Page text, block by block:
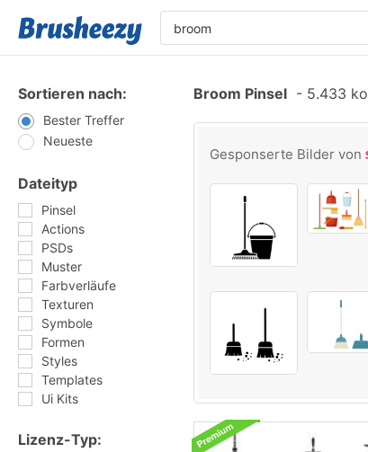
Sortieren nach:
Bester Treffer
Neueste
Dateityp
Pinsel
Actions
PSDs
Muster
Farbverläufe
Texturen
Symbole
Formen
Styles
Templates
Ui Kits
Lizenz-Typ:
Broom Pinsel - 5.433
Gesponserte Bilder von